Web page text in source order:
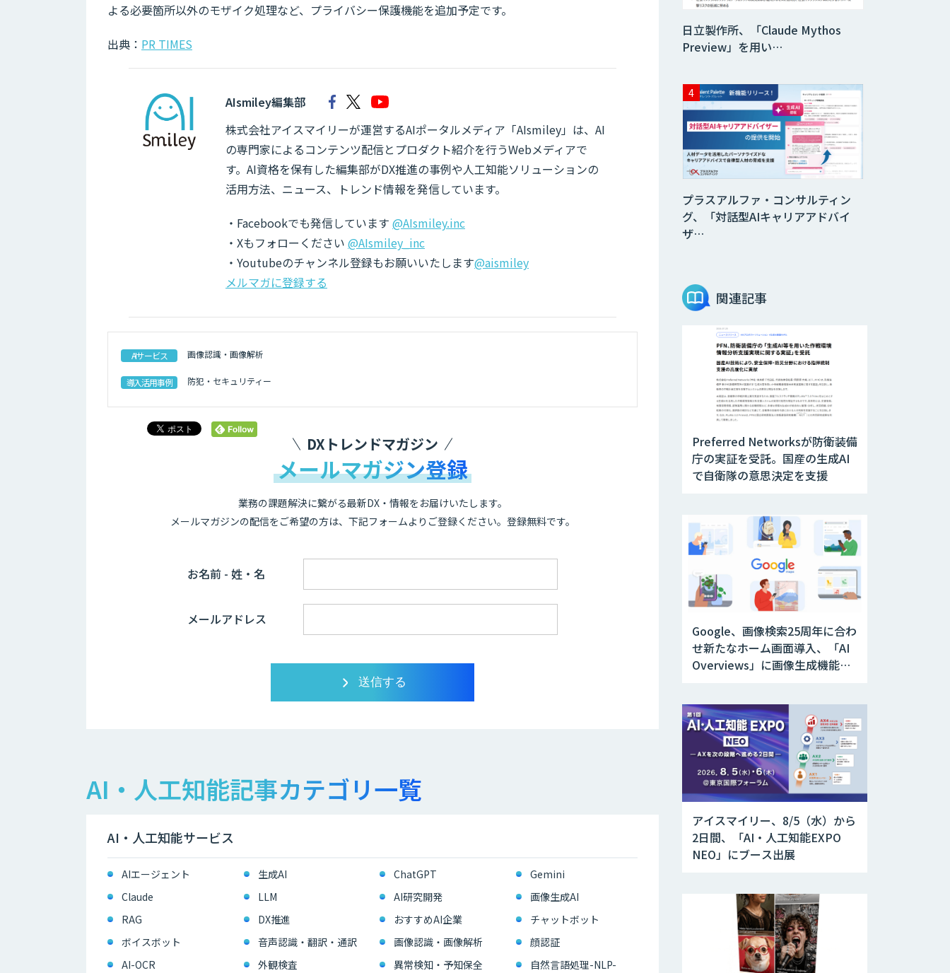
よる必要箇所以外のモザイク処理など、プライバシー保護機能を追加予定です。
出典： PR TIMES
AIsmiley編集部
株式会社アイスマイリーが運営するAIポータルメディア「AIsmiley」は、AI
の専門家によるコンテンツ配信とプロダクト紹介を行うWebメディアで
す。AI資格を保有した編集部がDX推進の事例や人工知能ソリューションの
活用方法、ニュース、トレンド情報を発信しています。
・Facebookでも発信しています @AIsmiley.inc
・Xもフォローください @AIsmiley_inc
・Youtubeのチャンネル登録もお願いいたします@aismiley
メルマガに登録する
AIサービス 画像認識・画像解析
導入活用事例 防犯・セキュリティー
DXトレンドマガジン
メールマガジン登録
業務の課題解決に繋がる最新DX・情報をお届けいたします。
メールマガジンの配信をご希望の方は、下記フォームよりご登録ください。登録無料です。
お名前 - 姓・名
メールアドレス
AI・人工知能記事カテゴリ一覧
AI・人工知能サービス
AIエージェント 生成AI ChatGPT
Gemini
Claude
LLM AI研究開発
画像生成AI
RAG
DX推進 おすすめAI企業
チャットボット
ボイスボット
音声認識・翻訳・通訳 画像認識・画像解析
顔認証
AI-OCR
外観検査 異常検知・予知保全 自然言語処理-NLP-
日立製作所、「Claude Mythos
Preview」を用い…
プラスアルファ・コンサルティン
グ、「対話型AIキャリアアドバイ
ザ…
関連記事
Preferred Networksが防衛装備
庁の実証を受託。国産の生成AI
で自衛隊の意思決定を支援
Google、画像検索25周年に合わ
せ新たなホーム画面導入、「AI
Overviews」に画像生成機能を
アイスマイリー、8/5（水）から
2日間、「AI・人工知能EXPO
NEO」にブース出展